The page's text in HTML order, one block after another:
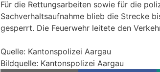
Für die Rettungsarbeiten sowie für die
Sachverhaltsaufnahme blieb die Strecke
gesperrt. Die Feuerwehr leitete den
Quelle: Kantonspolizei Aargau
Bildquelle: Kantonspolizei Aargau